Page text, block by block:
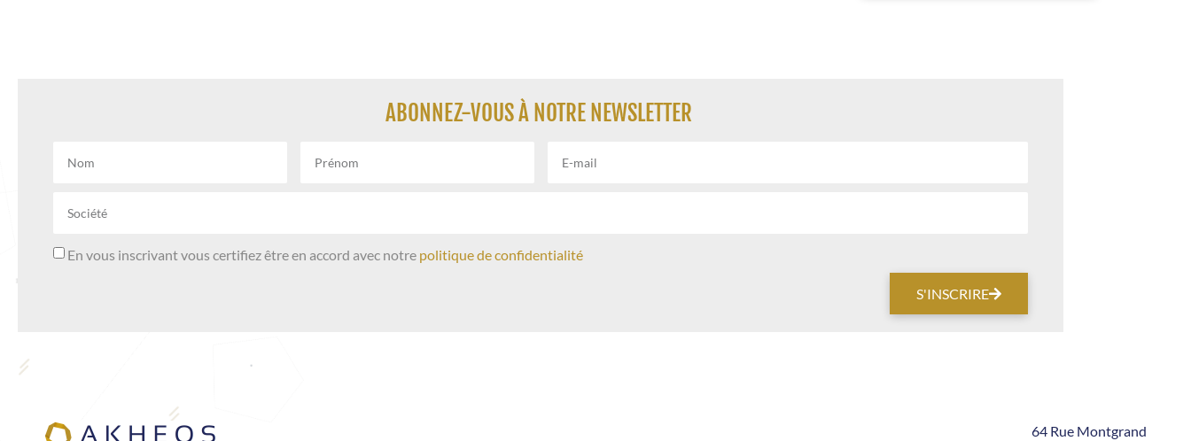
ABONNEZ-VOUS À NOTRE NEWSLETTER
En vous inscrivant vous certifiez être en accord avec notre politique de confidentialité
S'INSCRIRE
64 Rue Montgrand